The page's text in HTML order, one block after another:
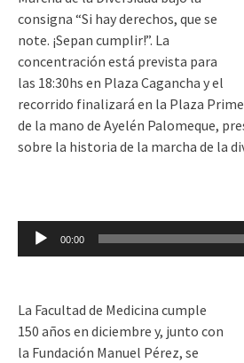
consigna “Si hay derechos, que se
note. ¡Sepan cumplir!”. La
concentración está prevista para
las 18:30hs en Plaza Cagancha y el
recorrido finalizará en la Plaza
de la mano de Ayelén Palomeque,
sobre la historia de la marcha de la
Reproductor
00:00
La Facultad de Medicina cumple
150 años en diciembre y, junto con
la Fundación Manuel Pérez, se